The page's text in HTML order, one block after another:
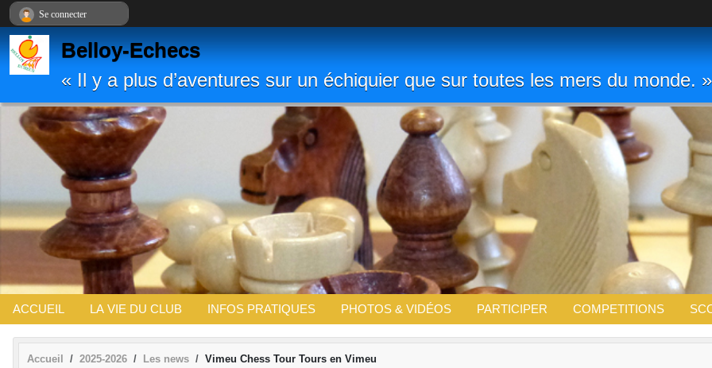
Belloy-Echecs
« Il y a plus d’aventures sur un échiquier que sur toutes les mers du monde.
ACCUEIL LA VIE DU CLUB INFOS PRATIQUES PHOTOS & VIDÉOS PARTICIPER COMPETITIONS
Accueil 2025-2026 Les news Vimeu Chess Tour Tours en Vimeu
Se connecter
Panneau de gestion des cookies